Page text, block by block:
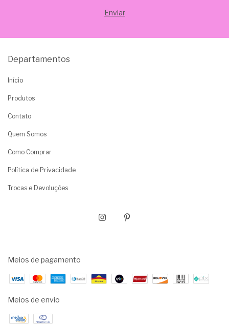
Departamentos
Início
Produtos
Contato
Quem Somos
Como Comprar
Política de Privacidade
Trocas e Devoluções
Meios de pagamento
Meios de envio